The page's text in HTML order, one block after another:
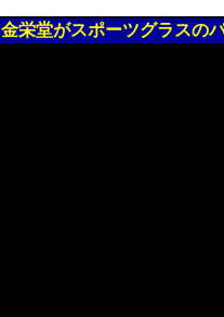
金栄堂がスポーツグラスの